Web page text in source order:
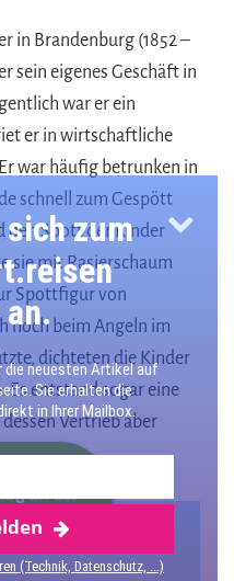
in Brandenburg (1852 –
sein eigenes Geschäft in
war er ein
er in wirtschaftliche
war häufig betrunken in
schnell zum Gespött
den Spott der Kinder
sie mit Rasierschaum
Spottfigur von
noch beim Angeln im
dichteten die Kinder
Es entstand sogar eine
Vertrieb aber
an der
sich zum
die neuesten Artikel auf
Sie erhalten die
in Ihrer Mailbox.
(Technik, Datenschutz, ...)